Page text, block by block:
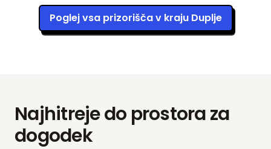
Poglej vsa prizorišča v kraju Duplje
Najhitreje do prostora za
dogodek